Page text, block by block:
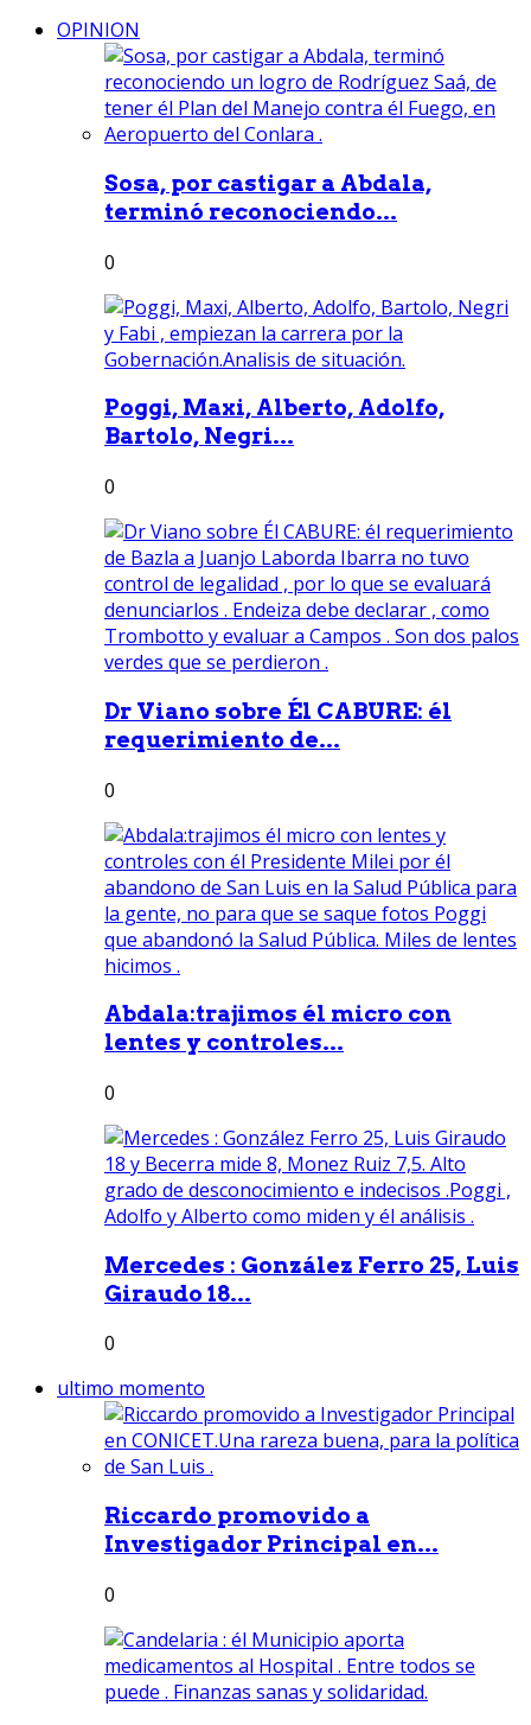
OPINION
Sosa, por castigar a Abdala,
terminó reconociendo...
0
Poggi, Maxi, Alberto, Adolfo,
Bartolo, Negri...
0
Dr Viano sobre Él CABURE: él
requerimiento de...
0
Abdala:trajimos él micro con
lentes y controles...
0
Mercedes : González Ferro 25, Luis
Giraudo 18...
0
ultimo momento
Riccardo promovido a
Investigador Principal en...
0